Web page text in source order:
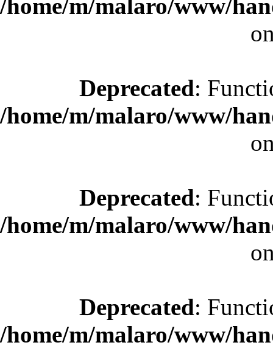
/home/m/malaro/www/
Deprecated:
/home/m/malaro/www/
Deprecated:
/home/m/malaro/www/
Deprecated:
/home/m/malaro/www/